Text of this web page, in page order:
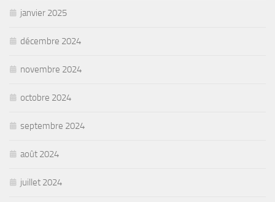
janvier 2025
décembre 2024
novembre 2024
octobre 2024
septembre 2024
août 2024
juillet 2024